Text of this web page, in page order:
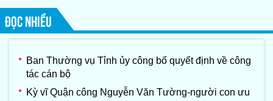
ĐỌC NHIỀU
Ban Thường vụ Tỉnh ủy công bố quyết định về công
tác cán bộ
Kỳ vĩ Quận công Nguyễn Văn Tường-người con ưu